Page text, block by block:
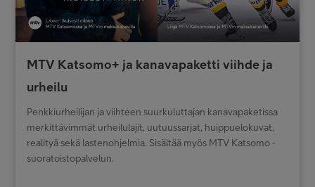
MTV Katsomo+ ja kanavapaketti viihde ja
urheilu
Penkkiurheilijan ja viihteen suurkuluttajan kanavapaketissa
merkittävimmät urheilulajit, uutuussarjat, huippuelokuvat,
realityä sekä lastenohjelmia. Sisältää myös MTV Katsomo -
suoratoistopalvelun.